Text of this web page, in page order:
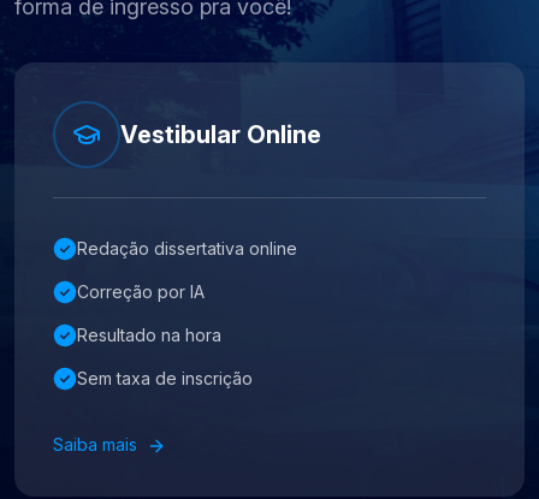
forma de ingresso pra você!
Vestibular Online
Redação dissertativa online
Correção por IA
Resultado na hora
Sem taxa de inscrição
Saiba mais